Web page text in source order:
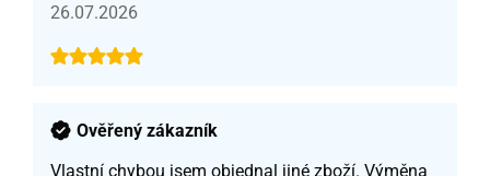
26.07.2026
Ověřený zákazník
Vlastní chybou jsem objednal jiné zboží. Výměna